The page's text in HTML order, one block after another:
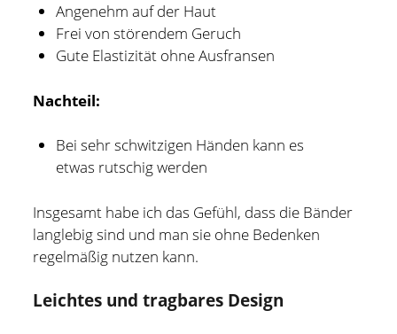
Angenehm auf der Haut
Frei von störendem Geruch
Gute Elastizität ohne Ausfransen
Nachteil:
Bei sehr schwitzigen Händen kann es
etwas rutschig werden
Insgesamt habe ich das Gefühl, dass die Bänder
langlebig sind und man sie ohne Bedenken
regelmäßig nutzen kann.
Leichtes und tragbares Design